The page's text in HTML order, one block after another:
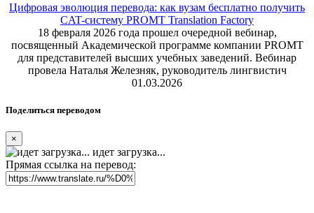
Цифровая эволюция перевода: как вузам бесплатно получить
CAT-систему PROMT Translation Factory
18 февраля 2026 года прошел очередной вебинар,
посвященный Академической программе компании PROMT
для представителей высших учебных заведений. Вебинар
провела Наталья Железняк, руководитель лингвистич
01.03.2026
Поделиться переводом
×
идет загрузка...
Прямая ссылка на перевод: